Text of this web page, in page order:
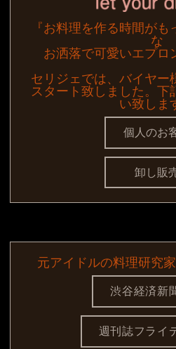
『お料理を作る時間が
な
お洒落で可愛いエプロ
セリジェでは、バイヤー
スタート致しました。下
い致しま
個人のお
卸し販
元アイドルの料理研究
渋谷経済新
週刊誌フライ